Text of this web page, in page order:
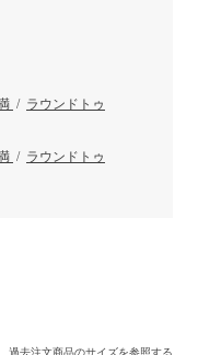
/ ラウンドトゥ
/ ラウンドトゥ
過去注文商品のサイズを参照する